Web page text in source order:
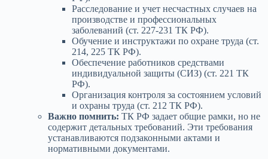
Расследование и учет несчастных случаев на
производстве и профессиональных
заболеваний (ст. 227-231 ТК РФ).
Обучение и инструктажи по охране труда (ст.
214, 225 ТК РФ).
Обеспечение работников средствами
индивидуальной защиты (СИЗ) (ст. 221 ТК
РФ).
Организация контроля за состоянием условий
и охраны труда (ст. 212 ТК РФ).
Важно помнить: ТК РФ задает общие рамки, но не
содержит детальных требований. Эти требования
устанавливаются подзаконными актами и
нормативными документами.